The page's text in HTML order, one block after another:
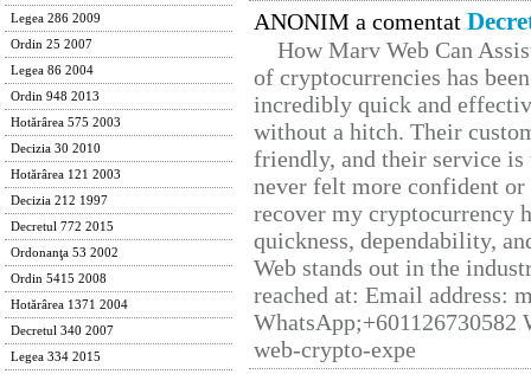
Legea 286 2009
Ordin 25 2007
Legea 86 2004
Ordin 948 2013
Hotărârea 575 2003
Decizia 30 2010
Hotărârea 121 2003
Decizia 212 1997
Decretul 772 2015
Ordonanţa 53 2002
Ordin 5415 2008
Hotărârea 1371 2004
Decretul 340 2007
Legea 334 2015
ANONIM a comentat
How Marv Web Can
of cryptocurrencies has
incredibly quick and
without a hitch. Their
friendly, and their service
never felt more confident
recover my cryptocurrency
quickness, dependability,
Web stands out in the
reached at: Email address:
web-crypto-expe